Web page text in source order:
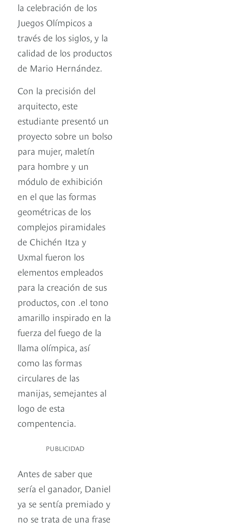
la celebración de los
Juegos Olímpicos a
través de los siglos, y la
calidad de los productos
de Mario Hernández.
Con la precisión del
arquitecto, este
estudiante presentó un
proyecto sobre un bolso
para mujer, maletín
para hombre y un
módulo de exhibición
en el que las formas
geométricas de los
complejos piramidales
de Chichén Itza y
Uxmal fueron los
elementos empleados
para la creación de sus
productos, con .el tono
amarillo inspirado en la
fuerza del fuego de la
llama olímpica, así
como las formas
circulares de las
manijas, semejantes al
logo de esta
compentencia.
PUBLICIDAD
Antes de saber que
sería el ganador, Daniel
ya se sentía premiado y
no se trata de una frase